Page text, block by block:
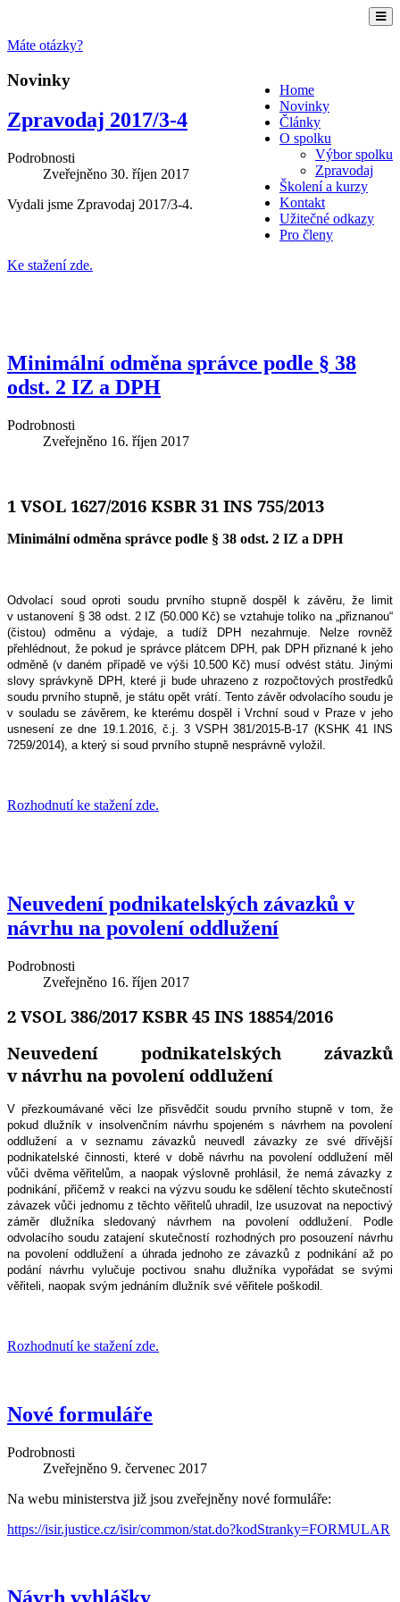
Máte otázky?
Home
Novinky
Články
O spolku
Výbor spolku
Zpravodaj
Školení a kurzy
Kontakt
Užitečné odkazy
Pro členy
Novinky
Zpravodaj 2017/3-4
Podrobnosti
Zveřejněno 30. říjen 2017
Vydali jsme Zpravodaj 2017/3-4.
Ke stažení zde.
Minimální odměna správce podle § 38
odst. 2 IZ a DPH
Podrobnosti
Zveřejněno 16. říjen 2017
1 VSOL 1627/2016 KSBR 31 INS 755/2013
Minimální odměna správce podle § 38 odst. 2 IZ a DPH
Odvolací soud oproti soudu prvního stupně dospěl k závěru, že limit
v ustanovení § 38 odst. 2 IZ (50.000 Kč) se vztahuje toliko na „přiznanou“
(čistou) odměnu a výdaje, a tudíž DPH nezahrnuje. Nelze rovněž
přehlédnout, že pokud je správce plátcem DPH, pak DPH přiznané k jeho
odměně (v daném případě ve výši 10.500 Kč) musí odvést státu. Jinými
slovy správkyně DPH, které ji bude uhrazeno z rozpočtových prostředků
soudu prvního stupně, je státu opět vrátí. Tento závěr odvolacího soudu je
v souladu se závěrem, ke kterému dospěl i Vrchní soud v Praze v jeho
usnesení ze dne 19.1.2016, č.j. 3 VSPH 381/2015-B-17 (KSHK 41 INS
7259/2014), a který si soud prvního stupně nesprávně vyložil.
Rozhodnutí ke stažení zde.
Neuvedení podnikatelských závazků v
návrhu na povolení oddlužení
Podrobnosti
Zveřejněno 16. říjen 2017
2 VSOL 386/2017 KSBR 45 INS 18854/2016
Neuvedení podnikatelských závazků
v návrhu na povolení oddlužení
V přezkoumávané věci lze přisvědčit soudu prvního stupně v tom, že
pokud dlužník v insolvenčním návrhu spojeném s návrhem na povolení
oddlužení a v seznamu závazků neuvedl závazky ze své dřívější
podnikatelské činnosti, které v době návrhu na povolení oddlužení měl
vůči dvěma věřitelům, a naopak výslovně prohlásil, že nemá závazky z
podnikání, přičemž v reakci na výzvu soudu ke sdělení těchto skutečností
závazek vůči jednomu z těchto věřitelů uhradil, lze usuzovat na nepoctivý
záměr dlužníka sledovaný návrhem na povolení oddlužení. Podle
odvolacího soudu zatajení skutečností rozhodných pro posouzení návrhu
na povolení oddlužení a úhrada jednoho ze závazků z podnikání až po
podání návrhu vylučuje poctivou snahu dlužníka vypořádat se svými
věřiteli, naopak svým jednáním dlužník své věřitele poškodil.
Rozhodnutí ke stažení zde.
Nové formuláře
Podrobnosti
Zveřejněno 9. červenec 2017
Na webu ministerstva již jsou zveřejněny nové formuláře:
https://isir.justice.cz/isir/common/stat.do?kodStranky=FORMULAR